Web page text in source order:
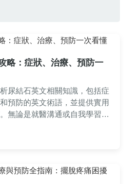
略：症狀、治療、預防一
尿結石英文相關知識，包括症
預防的英文術語，並提供實用
無論是就醫溝通或自我學習，
康問題。